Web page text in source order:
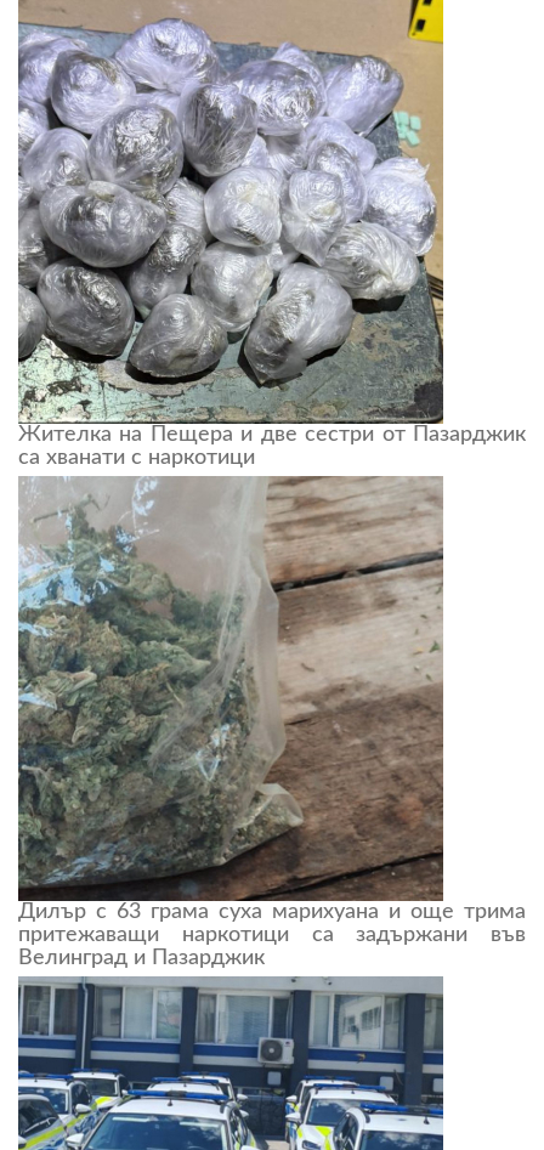
Жителка на Пещера и две сестри от Пазарджик
са хванати с наркотици
Дилър с 63 грама суха марихуана и още трима
притежаващи наркотици са задържани във
Велинград и Пазарджик